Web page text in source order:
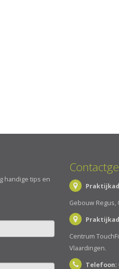
handige tips en
Gebouw Regus,
Centrum
Vlaardingen.
Telefoon: